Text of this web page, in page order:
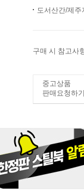
도서산간/제
구매 시 참고사
중고상품
판매요청하기